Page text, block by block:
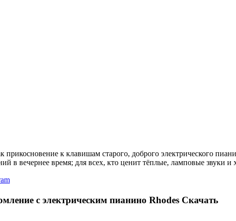
к клавишам старого, доброго электрического
в вечернее время; для всех, кто ценит тёплые, ламповые звуки
с электрическим пианино Rhodes Скачать